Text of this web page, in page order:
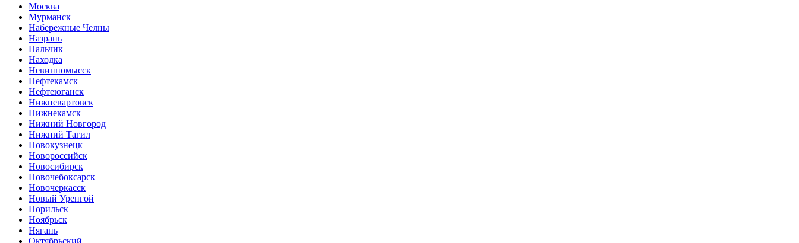
Москва
Мурманск
Набережные Челны
Назрань
Нальчик
Находка
Невинномысск
Нефтекамск
Нефтеюганск
Нижневартовск
Нижнекамск
Нижний Новгород
Нижний Тагил
Новокузнецк
Новороссийск
Новосибирск
Новочебоксарск
Новочеркасск
Новый Уренгой
Норильск
Ноябрьск
Нягань
Октябрьский